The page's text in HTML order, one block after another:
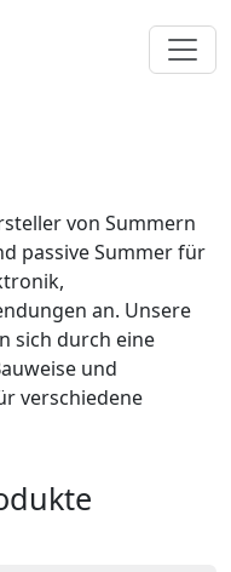
von Summern
passive Summer für
an. Unsere
sich durch eine
und
verschiedene